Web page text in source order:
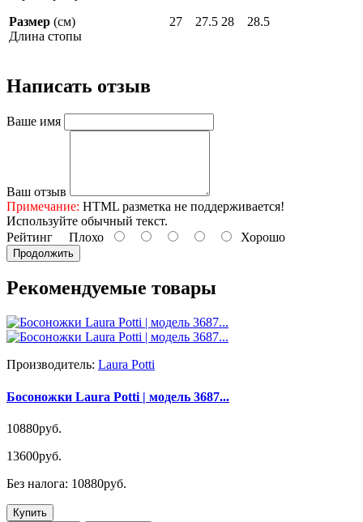
Размер (см)
Длина стопы
27 27.5 28 28.5
Написать отзыв
Ваше имя
Ваш отзыв
Примечание: HTML разметка не поддерживается!
Используйте обычный текст.
Рейтинг Плохо Хорошо
Продолжить
Рекомендуемые товары
Производитель: Laura Potti
Босоножки Laura Potti | модель 3687...
10880руб.
13600руб.
Без налога: 10880руб.
Купить